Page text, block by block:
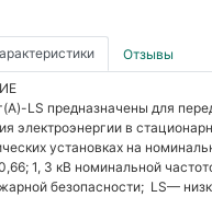
Отзывы
LS предназначены для
электроэнергии в
установках на
1, 3 кВ номинальной
безопасности; LS—